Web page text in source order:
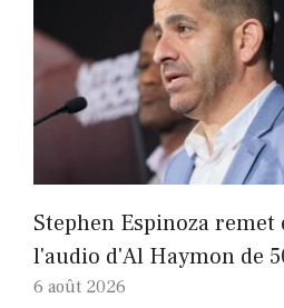
Stephen Espinoza remet
l'audio d'Al Haymon de
6 août 2026